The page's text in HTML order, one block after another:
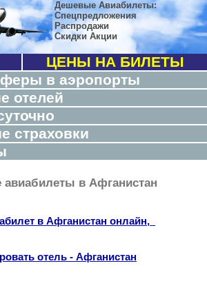
Дешевые Авиабилеты:
Спецпредложения
Распродажи
Скидки Акции
ЦЕНЫ НА БИЛЕТЫ
в аэропорты
отелей
страховки
в Афганистан
в Афганистан онлайн,
отель - Афганистан